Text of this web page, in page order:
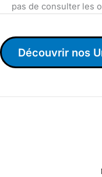
pas de consulter les
Découvrir nos